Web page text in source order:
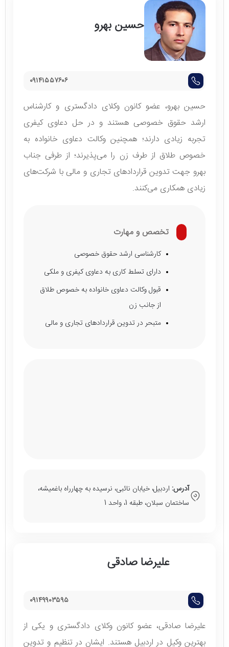
حسین بهرو
۰۹۱۴۱۵۵۷۶۰۶
حسین بهرو، عضو کانون وکلای دادگستری و کارشناس
ارشد حقوق خصوصی هستند و در حل دعاوی کیفری
تجربه زیادی دارند؛ همچنین وکالت دعاوی خانواده به
خصوص طلاق از طرف زن را می‌پذیرند؛ از طرفی جناب
بهرو جهت تدوین قراردادهای تجاری و مالی با شرکت‌های
زیادی همکاری می‌کنند.
تخصص و مهارت
کارشناسی ارشد حقوق خصوصی
دارای تسلط کاری به دعاوی کیفری و ملکی
قبول وکالت دعاوی خانواده به خصوص طلاق
از جانب زن
متبحر در تدوین قراردادهای تجاری و مالی
آدرس: اردبیل، خیابان نائبی، نرسیده به چهارراه باغمیشه،
ساختمان سبلان، طبقه 1، واحد 1
علیرضا صادقی
٠۹۱۴۹۹٠۳۵۹۵
علیرضا صادقی، عضو کانون وکلای دادگستری و یکی از
بهترین وکیل در اردبیل هستند. ایشان در تنظیم و تدوین